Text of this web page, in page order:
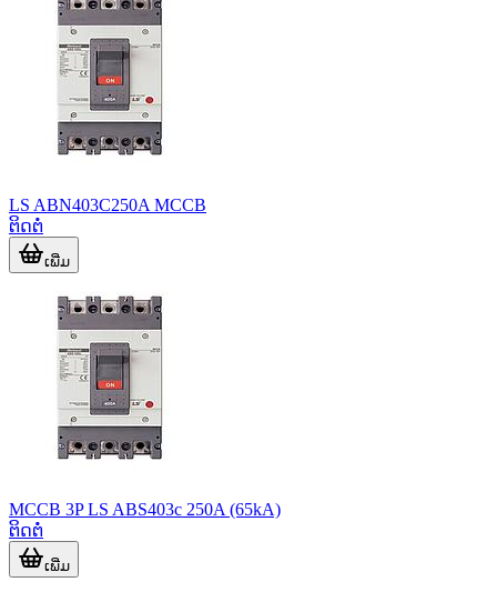
LS ABN403C250A MCCB
ຕິດຕໍ່
ເພີ່ມ
MCCB 3P LS ABS403c 250A (65kA)
ຕິດຕໍ່
ເພີ່ມ